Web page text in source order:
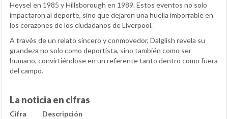
Heysel en 1985 y Hillsborough en 1989. Estos eventos no solo
impactaron al deporte, sino que dejaron una huella imborrable en
los corazones de los ciudadanos de Liverpool.
A través de un relato sincero y conmovedor, Dalglish revela su
grandeza no solo como deportista, sino también como ser
humano, convirtiéndose en un referente tanto dentro como fuera
del campo.
La noticia en cifras
Cifra
Descripción